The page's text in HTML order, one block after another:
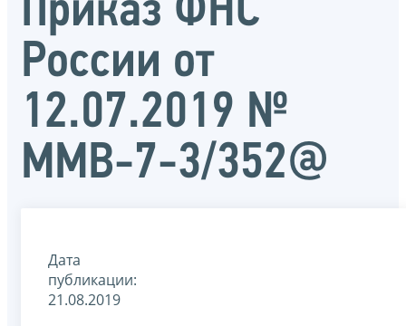
Приказ ФНС
России от
12.07.2019 №
ММВ-7-3/352@
Дата
публикации:
21.08.2019